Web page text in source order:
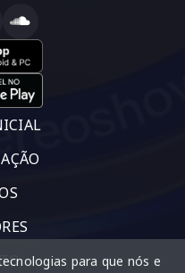
para que nós e